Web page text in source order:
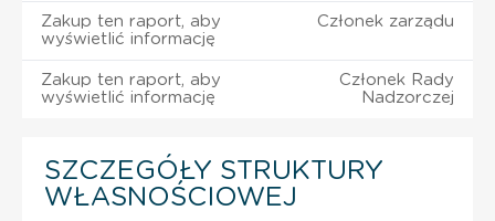
Zakup ten raport, aby
wyświetlić informację
Członek zarządu
Zakup ten raport, aby
wyświetlić informację
Członek Rady
Nadzorczej
SZCZEGÓŁY STRUKTURY
WŁASNOŚCIOWEJ